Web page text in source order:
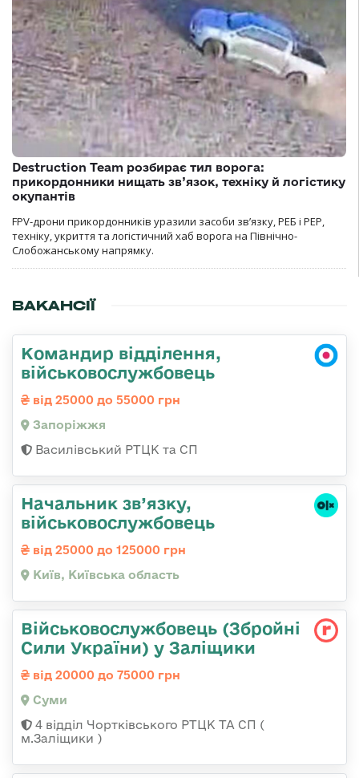
Destruction Team розбирає тил ворога:
прикордонники нищать зв’язок, техніку й логістику
окупантів
FPV-дрони прикордонників уразили засоби зв’язку, РЕБ і РЕР,
техніку, укриття та логістичний хаб ворога на Північно-
Слобожанському напрямку.
ВАКАНСІЇ
Командир відділення,
військовослужбовець
від 25000 до 55000 грн
Запоріжжя
Василівський РТЦК та СП
Начальник зв’язку,
військовослужбовець
від 25000 до 125000 грн
Київ, Київська область
Військовослужбовець (Збройні
Сили України) у Заліщики
від 20000 до 75000 грн
Суми
4 відділ Чортківського РТЦК ТА СП (
м.Заліщики )